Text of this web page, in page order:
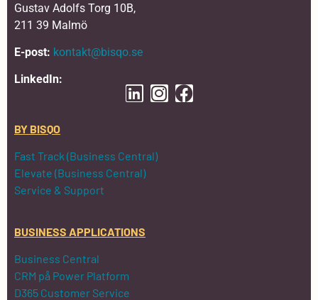
Gustav Adolfs Torg 10B,
211 39 Malmö
E-post: kontakt@bisqo.se
LinkedIn:
BY BISQO
Fast Track (Business Central)
Elevate (Business Central)
Service & Support
BUSINESS APPLICATIONS
Business Central
CRM på Power Platform
D365 Customer Service